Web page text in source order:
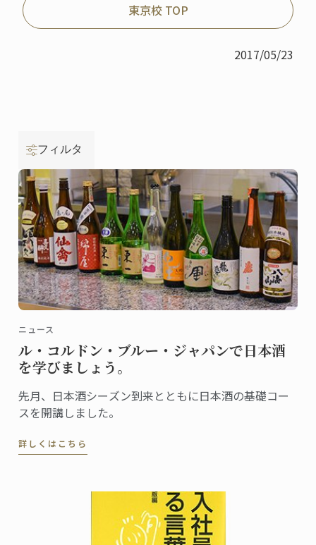
東京校 TOP
2017/05/23
フィルタ
ニュース
ル・コルドン・ブルー・ジャパンで日本酒
を学びましょう。
先月、日本酒シーズン到来とともに日本酒の基礎コー
スを開講しました。
詳しくはこちら